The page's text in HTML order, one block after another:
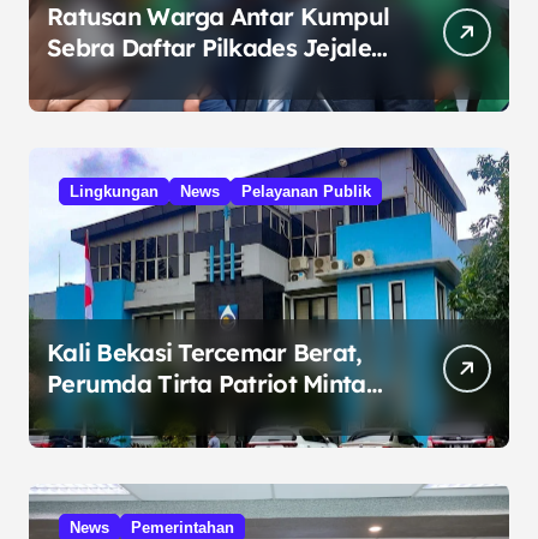
Ratusan Warga Antar Kumpul
Sebra Daftar Pilkades Jejalen
Jaya, Serukan Pemilu Damai
Lingkungan News Pelayanan Publik
Kali Bekasi Tercemar Berat,
Perumda Tirta Patriot Minta
Maaf atas Penurunan Kualitas
Air
News Pemerintahan